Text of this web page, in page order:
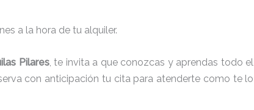
a la hora de tu alquiler.
Pilares, te invita a que conozcas y aprendas todo el
con anticipación tu cita para atenderte como te lo